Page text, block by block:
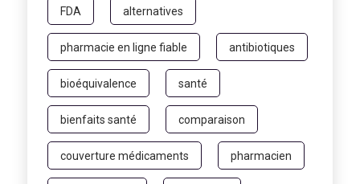
FDA alternatives
pharmacie en ligne fiable antibiotiques
bioéquivalence santé
bienfaits santé comparaison
couverture médicaments pharmacien